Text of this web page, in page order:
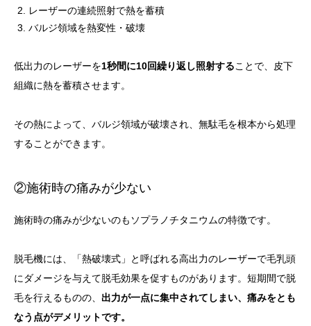
レーザーの連続照射で熱を蓄積
バルジ領域を熱変性・破壊
低出力のレーザーを1秒間に10回繰り返し照射することで、皮下
組織に熱を蓄積させます。
その熱によって、バルジ領域が破壊され、無駄毛を根本から処理
することができます。
②施術時の痛みが少ない
施術時の痛みが少ないのもソプラノチタニウムの特徴です。
脱毛機には、「熱破壊式」と呼ばれる高出力のレーザーで毛乳頭
にダメージを与えて脱毛効果を促すものがあります。短期間で脱
毛を行えるものの、 出力が一点に集中されてしまい、痛みをとも
なう点がデメリットです。